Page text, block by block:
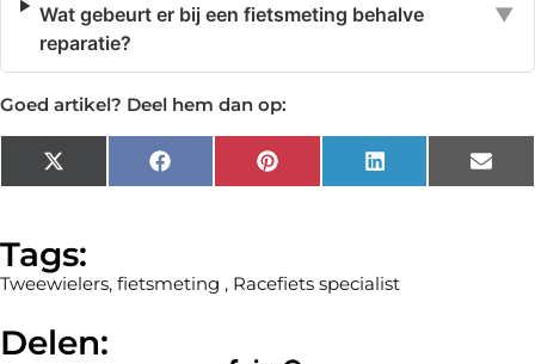
Wat gebeurt er bij een fietsmeting behalve
reparatie?
▼
Goed artikel? Deel hem dan op:
X
(Twitter)
Facebook Pinterest LinkedIn
Tags:
Tweewielers, fietsmeting , Racefiets specialist
Delen: